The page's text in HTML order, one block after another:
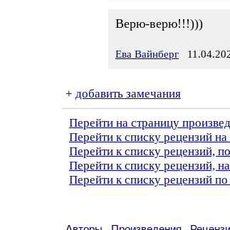
Верю-верю!!!)))
Ева Вайнберг
+ добавить замечания
Перейти на страницу
Перейти к списку рецензий на
Перейти к списку рецензий,
Перейти к списку рецензий,
Перейти к списку рецензий